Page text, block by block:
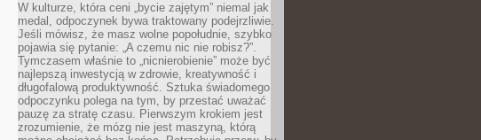
W kulturze, która ceni „bycie zajętym” niemal jak
medal, odpoczynek bywa traktowany podejrzliwie.
Jeśli mówisz, że masz wolne popołudnie, szybko
pojawia się pytanie: „A czemu nic nie robisz?”.
Tymczasem właśnie to „nicnierobienie” może być
najlepszą inwestycją w zdrowie, kreatywność i
długofalową produktywność. Sztuka świadomego
odpoczynku polega na tym, by przestać uważać
pauzę za stratę czasu. Pierwszym krokiem jest
zrozumienie, że mózg nie jest maszyną, którą